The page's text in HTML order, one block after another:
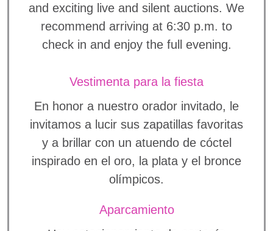
and exciting live and silent auctions. We
recommend arriving at 6:30 p.m. to
check in and enjoy the full evening.
Vestimenta para la fiesta
En honor a nuestro orador invitado, le
invitamos a lucir sus zapatillas favoritas
y a brillar con un atuendo de cóctel
inspirado en el oro, la plata y el bronce
olímpicos.
Aparcamiento